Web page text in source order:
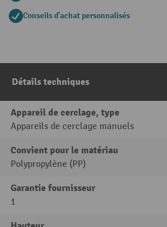
Conseils d'achat personnalisés
Détails techniques
Appareil de cerclage, type
Appareils de cerclage manuels
Convient pour le matériau
Polypropylène (PP)
Garantie fournisseur
1